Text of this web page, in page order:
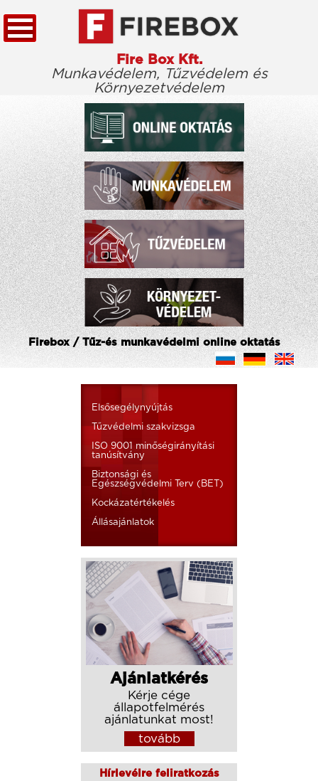
Fire Box Kft.
Munkavédelem, Tűzvédelem és
Környezetvédelem
KEZDŐLAP
TÖRVÉNYTÁR
CÉGÜNKRŐL
KIEMELT ÜGYFELEINK
ELÉRHETŐSÉG
Firebox / Tűz-és munkavédelmi online oktatás
Elsősegélynyújtás
Tűzvédelmi szakvizsga
ISO 9001 minőségirányítási
tanúsítvány
Biztonsági és
Egészségvédelmi Terv (BET)
Kockázatértékelés
Állásajánlatok
Ajánlatkérés
Kérje cége
állapotfelmérés
ajánlatunkat most!
tovább
Hírlevélre feliratkozás